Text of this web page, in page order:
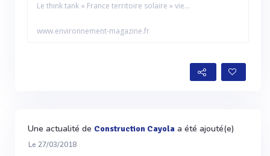
Le think tank « France territoire solaire » vie...
www.environnement-magazine.fr
Une actualité de Construction Cayola a été ajouté(e)
Le 27/03/2018